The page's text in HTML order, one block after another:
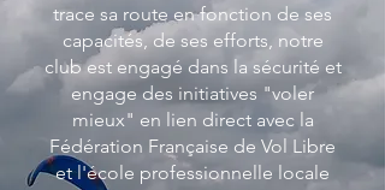
trace sa route en fonction de ses
capacités, de ses efforts, notre
club est engagé dans la sécurité et
engage des initiatives "voler
mieux" en lien direct avec la
Fédération Française de Vol Libre
et l'école professionnelle locale